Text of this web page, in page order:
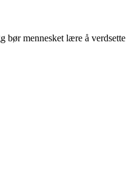
bør mennesket lære å verdsette